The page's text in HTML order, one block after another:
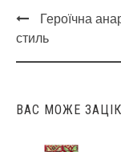
Post
navigation
Героїчна
стиль
ВАС МОЖЕ